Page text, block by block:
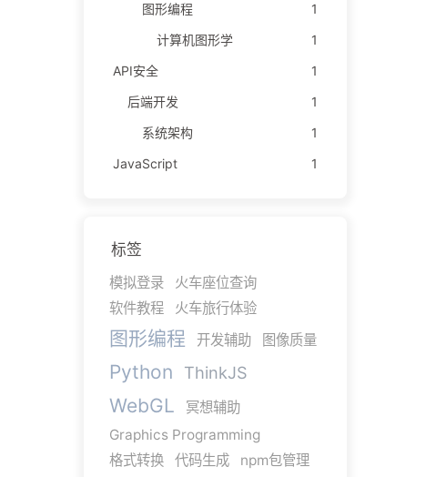
图形编程
1
计算机图形学
1
API安全
1
后端开发
1
系统架构
1
JavaScript
1
标签
模拟登录
火车座位查询
软件教程
火车旅行体验
图形编程 开发辅助 图像质量
Python ThinkJS
WebGL
冥想辅助
Graphics Programming
格式转换
代码生成 npm包管理